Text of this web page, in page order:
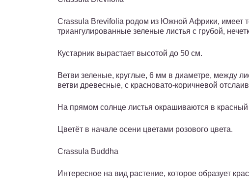
Crassula Brevifolia родом из Южной Африки, имеет
триангулированные зеленые листья с грубой,
Кустарник вырастает высотой до 50 см.
Ветви зеленые, круглые, 6 мм в диаметре, между
ветви древесные, с красновато-коричневой
На прямом солнце листья окрашиваются в красный
Цветёт в начале осени цветами розового цвета.
Crassula Buddha
Интересное на вид растение, которое образует